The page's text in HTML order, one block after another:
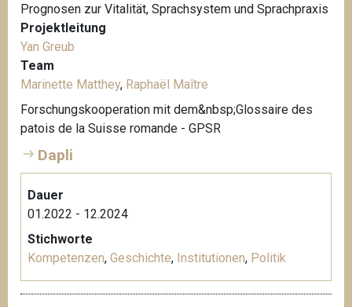
Prognosen zur Vitalität, Sprachsystem und Sprachpraxis
Projektleitung
Yan Greub
Team
Marinette Matthey, Raphaël Maître
Forschungskooperation mit dem&nbsp;Glossaire des
patois de la Suisse romande - GPSR
Dapli
Dauer
01.2022 - 12.2024
Stichworte
Kompetenzen, Geschichte, Institutionen, Politik